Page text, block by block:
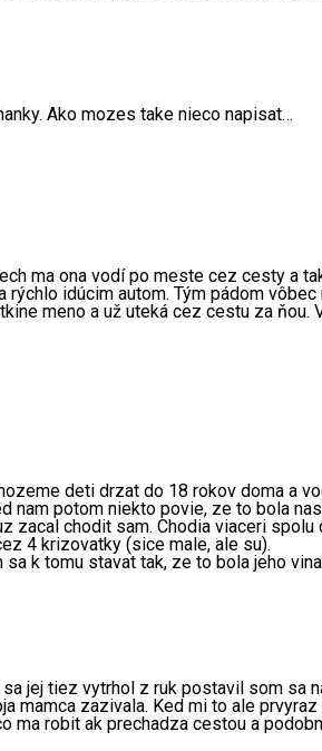
Ako mozes take nieco napisat…
ma ona vodí po meste cez cesty a
idúcim autom. Tým pádom
meno a už uteká cez cestu za ňou.
deti drzat do 18 rokov doma a
potom niekto povie, ze to bola
chodit sam. Chodia viaceri spolu
4 krizovatky (sice male, ale su).
k tomu stavat tak, ze to bola jeho
jej tiez vytrhol z ruk postavil som sa
zazivala. Ked mi to ale
robit ak prechadza cestou a